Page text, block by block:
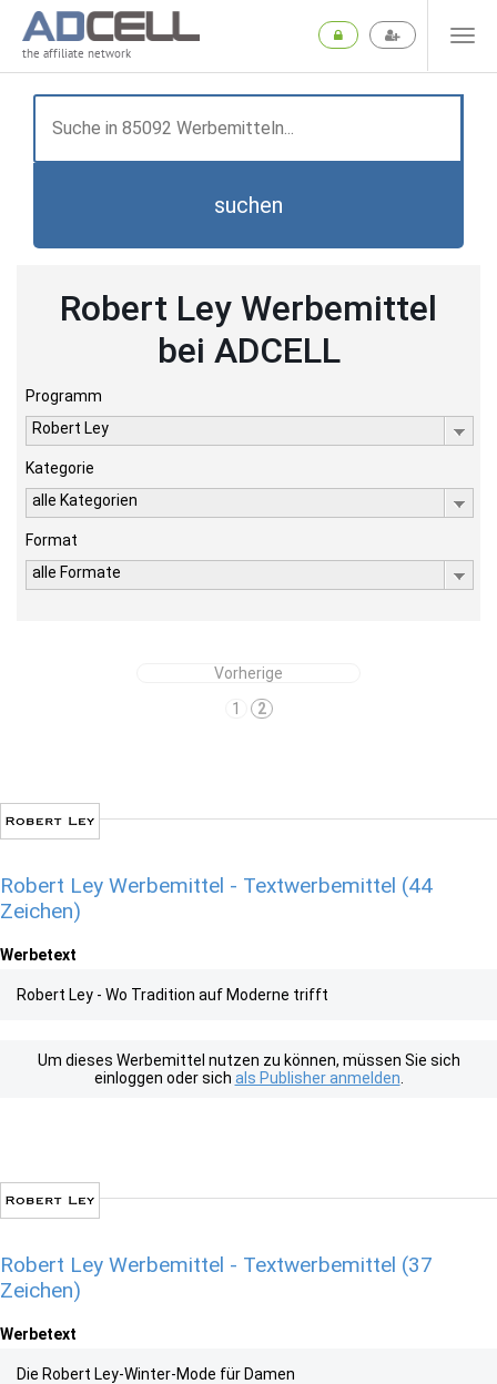
the affiliate network
suchen
Robert Ley Werbemittel
bei ADCELL
Programm
Robert Ley
Kategorie
alle Kategorien
Format
alle Formate
Vorherige
1
2
Robert Ley Werbemittel - Textwerbemittel (44
Zeichen)
Werbetext
Robert Ley - Wo Tradition auf Moderne trifft
Um dieses Werbemittel nutzen zu können, müssen Sie sich
einloggen oder sich als Publisher anmelden
Robert Ley Werbemittel - Textwerbemittel (37
Zeichen)
Werbetext
Die Robert Ley-Winter-Mode für Damen